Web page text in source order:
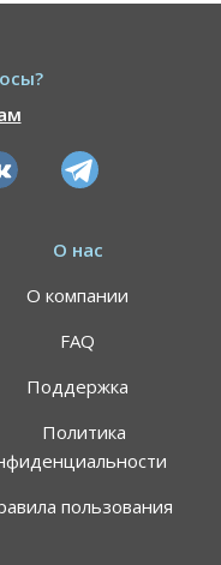
О нас
О компании
FAQ
Поддержка
Политика
пользования